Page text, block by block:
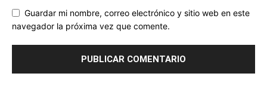
Guardar mi nombre, correo electrónico y sitio web en este
navegador la próxima vez que comente.